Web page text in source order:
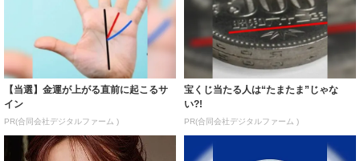
【当選】金運が上がる直前に起こるサ
イン
PR(合同会社デジタルファーム )
宝くじ当たる人は“たまたま”じゃな
い?!
PR(合同会社デジタルファーム )